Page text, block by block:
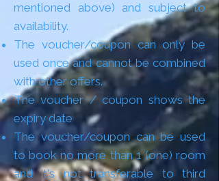
mentioned above) and subject to
availability.
The voucher/coupon can only be
used once and cannot be combined
with other offers.
The voucher / coupon shows the
expiry date
The voucher/coupon can be used
to book no more than 1 (one) room
and it's not transferable to third